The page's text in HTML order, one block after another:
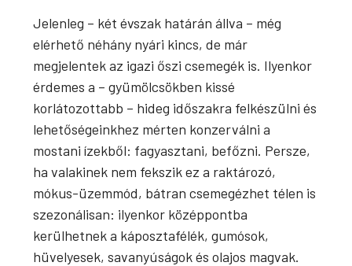
Jelenleg – két évszak határán állva – még
elérhető néhány nyári kincs, de már
megjelentek az igazi őszi csemegék is. Ilyenkor
érdemes a – gyümölcsökben kissé
korlátozottabb – hideg időszakra felkészülni és
lehetőségeinkhez mérten konzerválni a
mostani ízekből: fagyasztani, befőzni. Persze,
ha valakinek nem fekszik ez a raktározó,
mókus-üzemmód, bátran csemegézhet télen is
szezonálisan: ilyenkor középpontba
kerülhetnek a káposztafélék, gumósok,
hüvelyesek, savanyúságok és olajos magvak.